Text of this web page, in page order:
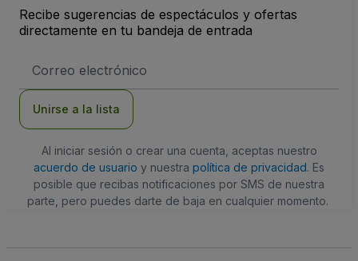
Recibe sugerencias de espectáculos y ofertas
directamente en tu bandeja de entrada
de
Unirse a la lista
Al iniciar sesión o crear una cuenta, aceptas nuestro
acuerdo de usuario y nuestra política de privacidad. Es
posible que recibas notificaciones por SMS de nuestra
parte, pero puedes darte de baja en cualquier momento.